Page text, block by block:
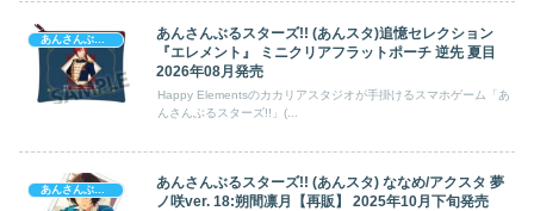
あんさんぶるスターズ!! (あんスタ)追憶セレクション
『エレメント』 ミニクリアフラットポーチ 逆先 夏目
2026年08月発売
Happy Elementsのカカリアスタジオが手掛けるスマホゲーム「あ
んさんぶるスターズ!!」(...
あんさんぶるスターズ!! (あんスタ) ななめ/アクスタ 夢
ノ咲ver. 18:朔間凛月【再販】 2025年10月下旬発売